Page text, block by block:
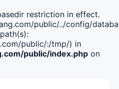
restriction in effect.
public/../config/
public/:/tmp/) in
public/index.php on